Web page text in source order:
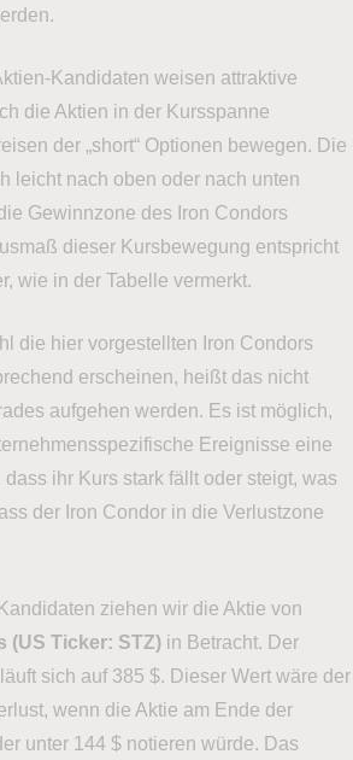
Kandidaten weisen attraktive
die Aktien in der Kursspanne
der „short“ Optionen bewegen. Die
leicht nach oben oder nach unten
Gewinnzone des Iron Condors
dieser Kursbewegung entspricht
wie in der Tabelle vermerkt.
die hier vorgestellten Iron Condors
erscheinen, heißt das nicht
aufgehen werden. Es ist möglich,
Ereignisse eine
ihr Kurs stark fällt oder steigt, was
der Iron Condor in die Verlustzone
ziehen wir die Aktie von
(US Ticker: STZ) in Betracht. Der
sich auf 385 $. Dieser Wert wäre der
wenn die Aktie am Ende der
unter 144 $ notieren würde. Das